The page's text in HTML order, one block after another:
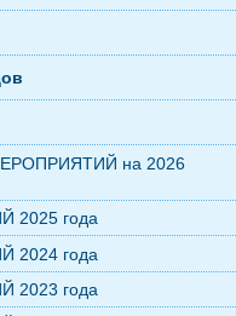
на 2026
2025 года
2024 года
2023 года